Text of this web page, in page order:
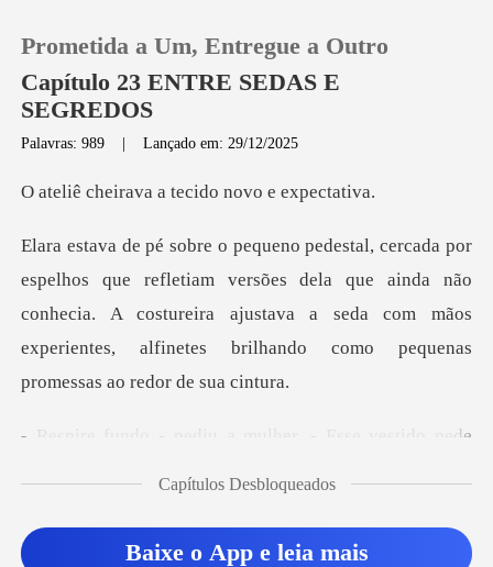
Histórico
Sair
Prometida a Um, Entregue a Outro
Capítulo 23 ENTRE SEDAS E
SEGREDOS
Palavras: 989 |Lançado em: 29/12/2025
va a tecido nov
m versões dela que ainda não
conhecia. A costureira ajustava a seda com mãos
e
diu a mulher. - Esse
Capítulos Desbloqueados
Baixe o App e leia mais